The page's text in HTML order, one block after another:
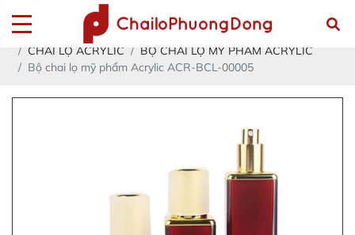
Trang chủ
Sản phẩm
CHAI LỌ NHỰA ACRYLIC- PETG - PET - PP - PE - HDPE
CHAI LỌ ACRYLIC
BỘ CHAI LỌ MỸ PHẨM ACRYLIC
Bộ chai lọ mỹ phẩm Acrylic ACR-BCL-00005